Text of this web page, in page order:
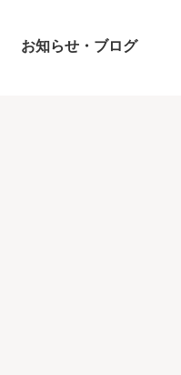
お知らせ・ブログ